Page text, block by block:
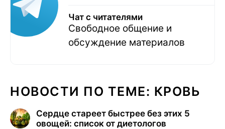
Чат с читателями
Свободное общение и
обсуждение материалов
НОВОСТИ ПО ТЕМЕ: КРОВЬ
Сердце стареет быстрее без этих 5
овощей: список от диетологов